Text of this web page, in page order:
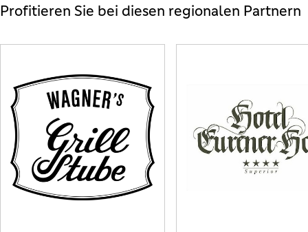
Profitieren Sie bei diesen regionalen Partnern